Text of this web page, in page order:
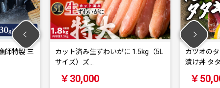
生ずわいがに 1.5kg（5L
カツオのタタキ 藁焼きカツオ 5kg